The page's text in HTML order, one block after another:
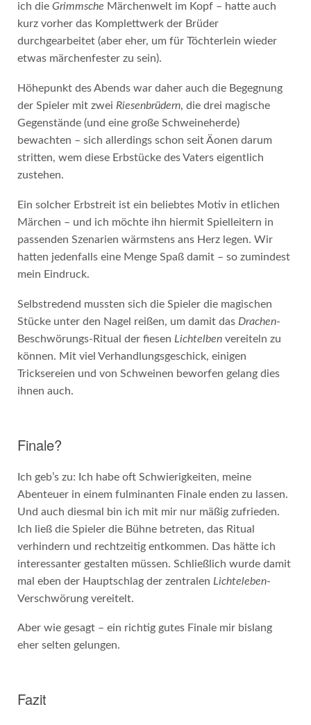
ich die Grimmsche Märchenwelt im Kopf – hatte auch
kurz vorher das Komplettwerk der Brüder
durchgearbeitet (aber eher, um für Töchterlein wieder
etwas märchenfester zu sein).
Höhepunkt des Abends war daher auch die Begegnung
der Spieler mit zwei Riesenbrüdern, die drei magische
Gegenstände (und eine große Schweineherde)
bewachten – sich allerdings schon seit Äonen darum
stritten, wem diese Erbstücke des Vaters eigentlich
zustehen.
Ein solcher Erbstreit ist ein beliebtes Motiv in etlichen
Märchen – und ich möchte ihn hiermit Spielleitern in
passenden Szenarien wärmstens ans Herz legen. Wir
hatten jedenfalls eine Menge Spaß damit – so zumindest
mein Eindruck.
Selbstredend mussten sich die Spieler die magischen
Stücke unter den Nagel reißen, um damit das Drachen-
Beschwörungs-Ritual der fiesen Lichtelbenvereiteln zu
können. Mit viel Verhandlungsgeschick, einigen
Tricksereien und von Schweinen beworfen gelang dies
ihnen auch.
Finale?
Ich geb’s zu: Ich habe oft Schwierigkeiten, meine
Abenteuer in einem fulminanten Finale enden zu lassen.
Und auch diesmal bin ich mit mir nur mäßig zufrieden.
Ich ließ die Spieler die Bühne betreten, das Ritual
verhindern und rechtzeitig entkommen. Das hätte ich
interessanter gestalten müssen. Schließlich wurde damit
mal eben der Hauptschlag der zentralen Lichteleben-
Verschwörung vereitelt.
Aber wie gesagt – ein richtig gutes Finale mir bislang
eher selten gelungen.
Fazit